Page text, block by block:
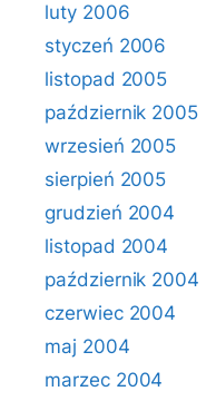
luty 2006
styczeń 2006
listopad 2005
październik 2005
wrzesień 2005
sierpień 2005
grudzień 2004
listopad 2004
październik 2004
czerwiec 2004
maj 2004
marzec 2004